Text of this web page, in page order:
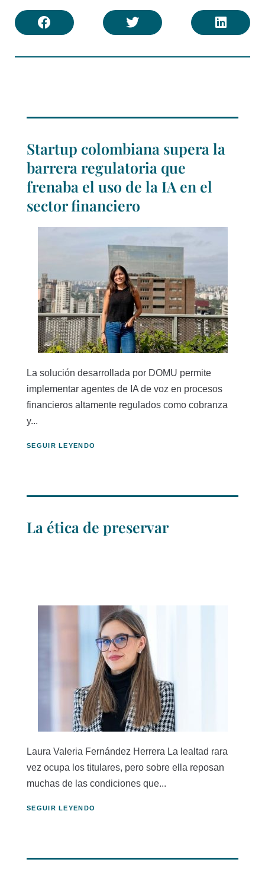
Startup colombiana supera la
barrera regulatoria que
frenaba el uso de la IA en el
sector financiero
La solución desarrollada por DOMU permite
implementar agentes de IA de voz en procesos
financieros altamente regulados como cobranza
y...
SEGUIR LEYENDO
La ética de preservar
Laura Valeria Fernández Herrera La lealtad rara
vez ocupa los titulares, pero sobre ella reposan
muchas de las condiciones que...
SEGUIR LEYENDO